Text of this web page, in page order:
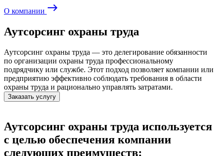
О компании east
Аутсорсинг охраны труда
Аутсорсинг охраны труда — это делегирование обязанности
по организации охраны труда профессиональному
подрядчику или службе. Этот подход позволяет компании или
предприятию эффективно соблюдать требования в области
охраны труда и рационально управлять затратами.
Заказать услугу
Аутсорсинг охраны труда используется
с целью обеспечения компании
следующих преимуществ: